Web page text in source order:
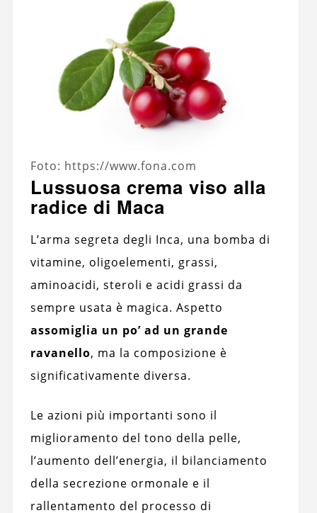
Foto: https://www.fona.com
Lussuosa crema viso alla
radice di Maca
L’arma segreta degli Inca, una bomba di
vitamine, oligoelementi, grassi,
aminoacidi, steroli e acidi grassi da
sempre usata è magica. Aspetto
assomiglia un po’ ad un grande
ravanello, ma la composizione è
significativamente diversa.
Le azioni più importanti sono il
miglioramento del tono della pelle,
l’aumento dell’energia, il bilanciamento
della secrezione ormonale e il
rallentamento del processo di